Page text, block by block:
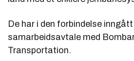
De har i den forbindelse inngått
samarbeidsavtale med
Transportation.